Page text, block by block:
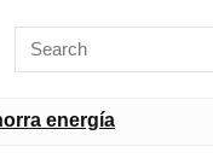
energía